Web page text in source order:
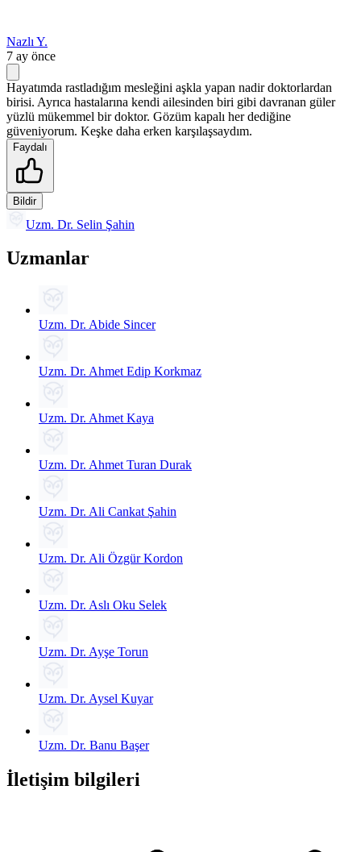
Nazlı Y.
7 ay önce
Hayatımda rastladığım mesleğini aşkla yapan nadir doktorlardan
birisi. Ayrıca hastalarına kendi ailesinden biri gibi davranan güler
yüzlü mükemmel bir doktor. Gözüm kapalı her dediğine
güveniyorum. Keşke daha erken karşılaşsaydım.
Faydalı
Bildir
Uzm. Dr. Selin Şahin
Uzmanlar
Uzm. Dr. Abide Sincer
Uzm. Dr. Ahmet Edip Korkmaz
Uzm. Dr. Ahmet Kaya
Uzm. Dr. Ahmet Turan Durak
Uzm. Dr. Ali Cankat Şahin
Uzm. Dr. Ali Özgür Kordon
Uzm. Dr. Aslı Oku Selek
Uzm. Dr. Ayşe Torun
Uzm. Dr. Aysel Kuyar
Uzm. Dr. Banu Başer
İletişim bilgileri